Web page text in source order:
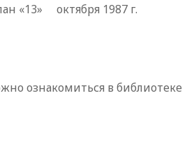
«13» октября 1987 г.
ознакомиться в библиотеке